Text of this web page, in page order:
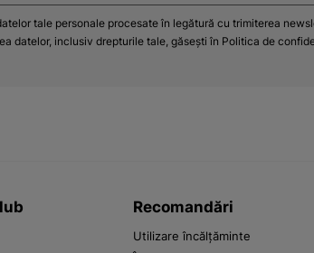
tale personale procesate în legătură cu trimiterea
datelor, inclusiv drepturile tale, găsești în Politica de
Recomandări
Utilizare încălțăminte